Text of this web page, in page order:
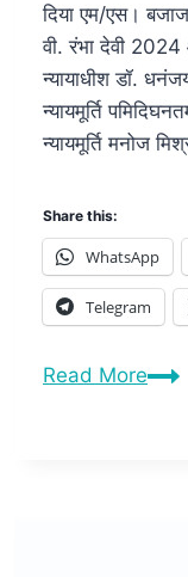
दिया एम/एस।
वी. रंभा देवी
न्यायाधीश डॉ.
न्यायमूर्ति
न्यायमूर्ति मनोज
Share this:
WhatsApp
Telegram
Read More